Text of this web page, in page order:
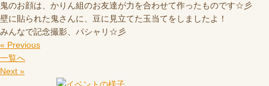
鬼のお顔は、かりん組のお友達が力を合わせて作ったものです☆彡
壁に貼られた鬼さんに、豆に見立てた玉当てをしましたよ！
みんなで記念撮影、パシャリ☆彡
« Previous
一覧へ
Next »